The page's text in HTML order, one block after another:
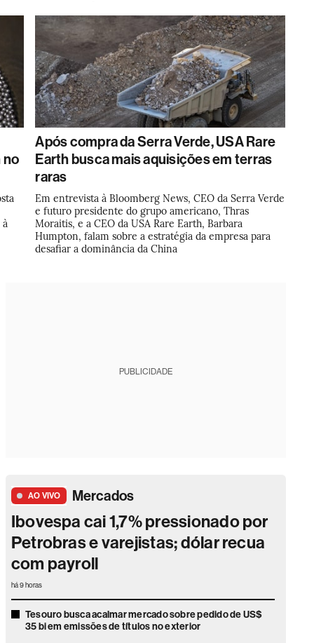
no
Após compra da Serra Verde, USA Rare
Earth busca mais aquisições em terras
raras
Em entrevista à Bloomberg News, CEO da Serra Verde
e futuro presidente do grupo americano, Thras
Moraitis, e a CEO da USA Rare Earth, Barbara
Humpton, falam sobre a estratégia da empresa para
desafiar a dominância da China
PUBLICIDADE
AO VIVO Mercados
Ibovespa cai 1,7% pressionado por
Petrobras e varejistas; dólar recua
com payroll
há 9 horas
Tesouro busca acalmar mercado sobre pedido de US$
35 bi em emissões de títulos no exterior